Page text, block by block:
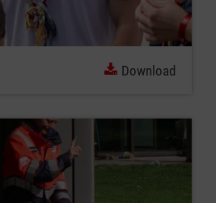
Download